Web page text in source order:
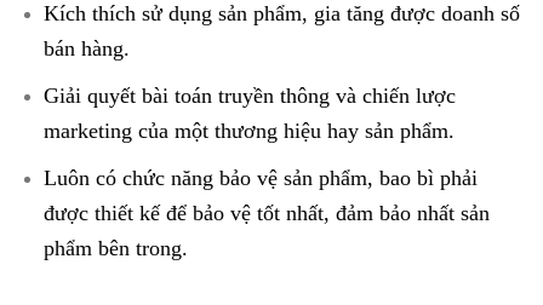
Kích thích sử dụng sản phẩm, gia tăng được doanh số
bán hàng.
Giải quyết bài toán truyền thông và chiến lược
marketing của một thương hiệu hay sản phẩm.
Luôn có chức năng bảo vệ sản phẩm, bao bì phải
được thiết kế để bảo vệ tốt nhất, đảm bảo nhất sản
phẩm bên trong.